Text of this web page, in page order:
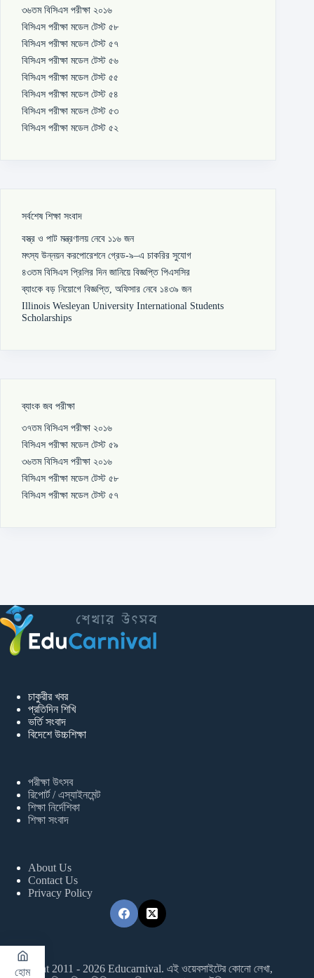
৩৬তম বিসিএস পরীক্ষা ২০১৬
বিসিএস পরীক্ষা মডেল টেস্ট ৫৮
বিসিএস পরীক্ষা মডেল টেস্ট ৫৭
বিসিএস পরীক্ষা মডেল টেস্ট ৫৬
বিসিএস পরীক্ষা মডেল টেস্ট ৫৫
বিসিএস পরীক্ষা মডেল টেস্ট ৫৪
বিসিএস পরীক্ষা মডেল টেস্ট ৫৩
বিসিএস পরীক্ষা মডেল টেস্ট ৫২
সর্বশেষ শিক্ষা সংবাদ
বস্ত্র ও পাট মন্ত্রণালয় নেবে ১১৬ জন
মৎস্য উন্নয়ন করপোরেশনে গ্রেড-৯–এ চাকরির সুযোগ
৪৩তম বিসিএস প্রিলির দিন জানিয়ে বিজ্ঞপ্তি পিএসসির
ব্যাংকে বড় নিয়োগে বিজ্ঞপ্তি, অফিসার নেবে ১৪৩৯ জন
Illinois Wesleyan University International Students
Scholarships
ব্যাংক জব পরীক্ষা
৩৭তম বিসিএস পরীক্ষা ২০১৬
বিসিএস পরীক্ষা মডেল টেস্ট ৫৯
৩৬তম বিসিএস পরীক্ষা ২০১৬
বিসিএস পরীক্ষা মডেল টেস্ট ৫৮
বিসিএস পরীক্ষা মডেল টেস্ট ৫৭
চাকুরীর খবর
প্রতিদিন শিখি
ভর্তি সংবাদ
বিদেশে উচ্চশিক্ষা
পরীক্ষা উৎসব
রিপোর্ট / এস্যাইনমেন্ট
শিক্ষা নির্দেশিকা
শিক্ষা সংবাদ
About Us
Contact Us
Privacy Policy
Copyright 2011 - 2026 Educarnival. এই ওয়েবসাইটের কোনো লেখা,
হোম